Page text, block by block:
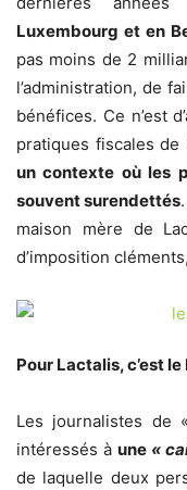
Luxembourg et en
pas moins de 2
l’administration, de
bénéfices. Ce n’est
pratiques fiscales
un contexte où les
souvent surendettés
maison mère de
d’imposition cléments,
Pour Lactalis, c’est
Les journalistes de
intéressés à une «
de laquelle deux